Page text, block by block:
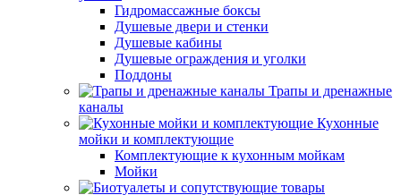
Гидромассажные боксы
Душевые двери и стенки
Душевые кабины
Душевые ограждения и уголки
Поддоны
Трапы и дренажные
каналы
Кухонные
мойки и комплектующие
Комплектующие к кухонным мойкам
Мойки